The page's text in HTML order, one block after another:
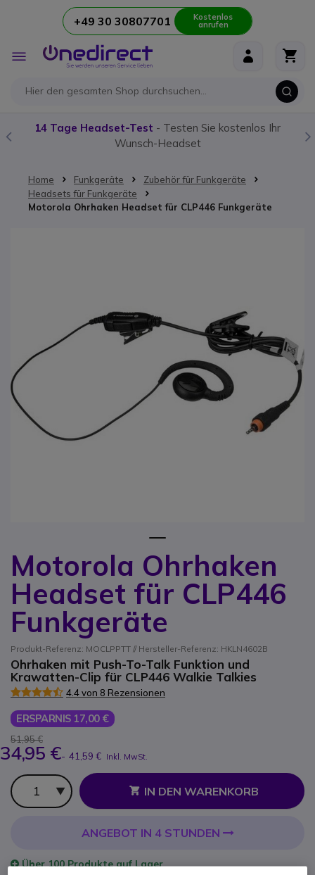
Zum Inhalt springen+49 30 30807701 Kostenlos
anrufen
Navigation
umschalten
14 Tage Headset-Test - Testen Sie kostenlos Ihr
Wunsch-Headset
Home Funkgeräte
Zubehör für Funkgeräte
Headsets für Funkgeräte
Motorola Ohrhaken Headset für CLP446 Funkgeräte
Motorola Ohrhaken
Headset für CLP446
Funkgeräte
Produkt-Referenz: MOCLPPTT // Hersteller-Referenz: HKLN4602B
Ohrhaken mit Push-To-Talk Funktion und
Krawatten-Clip für CLP446 Walkie Talkies
4.4 von 8 Rezensionen
ERSPARNIS 17,00 €
51,95 €
34,95 €- 41,59 € Inkl. MwSt.
Anzahl
IN DEN WARENKORB
ANGEBOT IN 4 STUNDEN
Über100 Produkteauf Lager
Zum Anfang der Bildgalerie springen